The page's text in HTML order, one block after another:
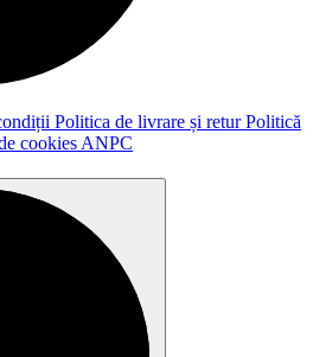
Politica de livrare și returPolitică
cookies ANPC